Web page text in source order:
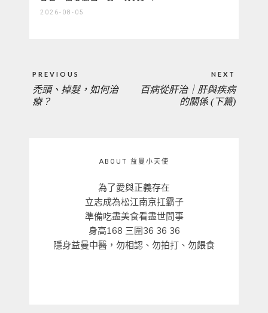
2026-08-05
導
PREVIOUS
PREVIOUS
禿頭、掉髮，如何治
療？
NEXT
NEXT
百病從肝治｜肝與疾病
的關係 (下篇)
ABOUT 益曼小天使
為了愛與正義存在
立志成為松江南京扛霸子
準備吃盡美食看盡世間事
身高168 三圍36 36 36
隱身益曼中醫，勿相認、勿拍打、勿餵食